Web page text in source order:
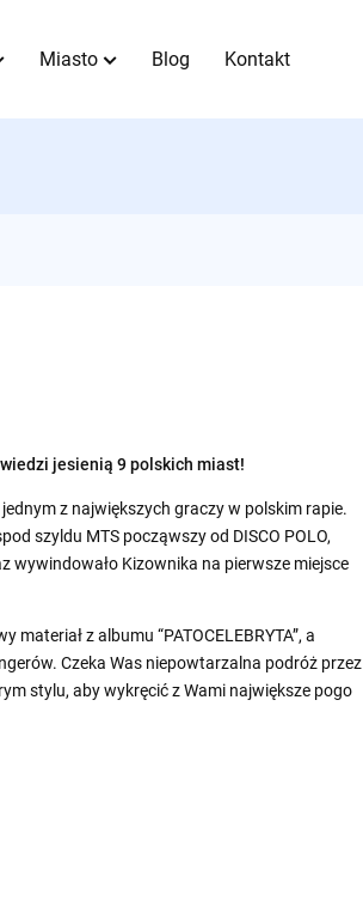
Miasto Blog Kontakt
jesienią 9 polskich miast!
z największych graczy w polskim rapie.
szyldu MTS począwszy od DISCO POLO,
wywindowało Kizownika na pierwsze miejsce
z albumu “PATOCELEBRYTA”, a
Czeka Was niepowtarzalna podróż przez
stylu, aby wykręcić z Wami największe pogo